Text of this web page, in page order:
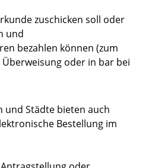
zuschicken soll oder
und
bezahlen können (zum
oder in bar bei
und Städte bieten auch
Bestellung im